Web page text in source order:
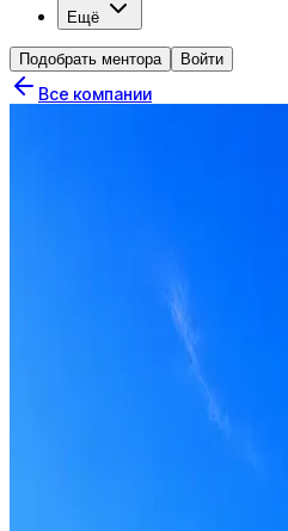
Ещё
Подобрать ментора Войти
Все компании